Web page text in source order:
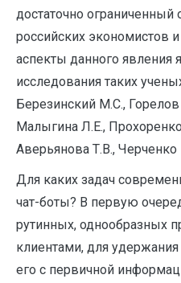
достаточно ограниченный
российских экономистов
аспекты данного явления
исследования таких
Березинский М.С.,
Малыгина Л.Е.,
Аверьянова Т.В.,
Для каких задач
чат-боты? В первую
рутинных, однообразных
клиентами, для
его с первичной